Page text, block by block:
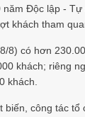
Độc lập - Tự
khách tham
8) có hơn
khách; riêng
khách.
biến, công tác tổ